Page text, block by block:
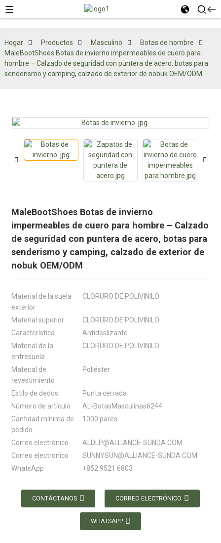
Hogar Productos Masculino
Botas de hombre
MaleBootShoes Botas de invierno impermeables de cuero para
hombre – Calzado de seguridad con puntera de acero, botas para
senderismo y camping, calzado de exterior de nobuk OEM/ODM
MaleBootShoes Botas de invierno
impermeables de cuero para hombre – Calzado
de seguridad con puntera de acero, botas para
senderismo y camping, calzado de exterior de
nobuk OEM/ODM
Material de la suela
exterior
CLORURO DE POLIVINILO
Material superior
CLORURO DE POLIVINILO
Característica
Antideslizante
Material de la
entresuela
CLORURO DE POLIVINILO
Material de
revestimiento
Poliéster
Estilo de dedos
Punta cerrada
Número de artículo
AL-BotasMasculinas6244
Cantidad mínima de
pedido
1000 pares
Correo electrónico
ALDLP@ALLIANCE-SUNDA.COM
Correo electrónico
SUNNYSUN@ALLIANCE-SUNDA.COM
WhatsApp
+852 9521 6803
CONTÁCTANOS CORREO ELECTRÓNICO
WHATSAPP